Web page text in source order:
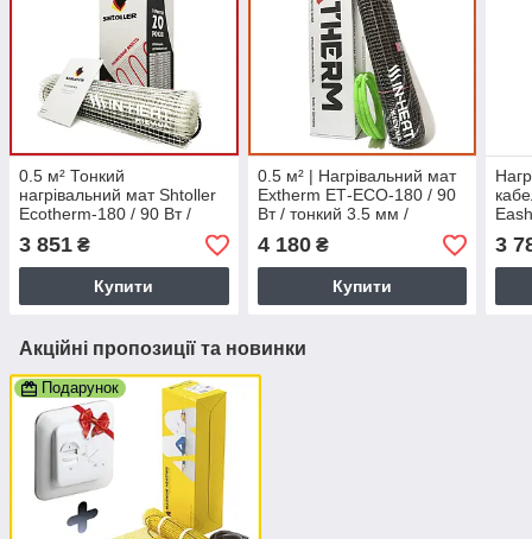
0.5 м² Тонкий
нагрівальний мат Shtoller
Ecotherm-180 / 90 Вт /
високоякісна німецька
тепла підлога
3 851 ₴
Купити
0.5 м² | Нагрівальний мат
Extherm ЕТ-ECO-180 / 90
Вт / тонкий 3.5 мм /
самоклеюча сітка
(Німеччина)
4 180₴
Купити
1.5
3
Акційні пропозиції та новинки
Подарунок